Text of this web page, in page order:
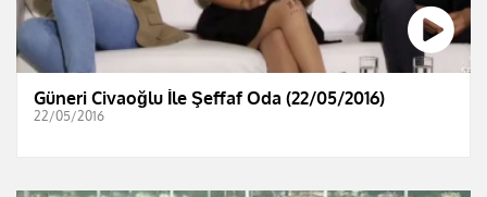
Güneri Civaoğlu İle Şeffaf Oda (22/05/2016)
22/05/2016